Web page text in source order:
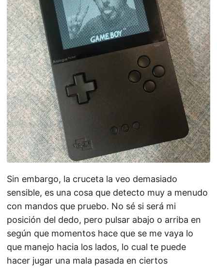
Sin embargo, la cruceta la veo demasiado
sensible, es una cosa que detecto muy a menudo
con mandos que pruebo. No sé si será mi
posición del dedo, pero pulsar abajo o arriba en
según que momentos hace que se me vaya lo
que manejo hacia los lados, lo cual te puede
hacer jugar una mala pasada en ciertos